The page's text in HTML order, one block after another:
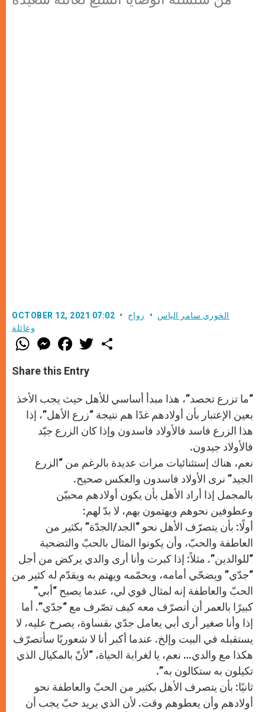
OCTOBER 12, 2021 07:02 الخوري سامر الياس
زواج
وعائلة
W
h
t
s
p
p
M
e
s
e
g
e
r
F
a
e
b
o
k
w
r
Share this Entry
“ما تزرع تحصد”، هذا مبدأ أساسي للأهل حيث يجب الأخذ
بعين الإعتبار بأن أولادهم غدًا هم نتيجة “زرع الأهل”، إذا
هذا الزرع فاسد فالأولاد فاسدون وإذا كان الزرع جيّد
فالأولاد جيدون.
نعم، هناك إستثنائيات مرات عديدة بالرغم من “الزرع
الجيد” نرى الأولاد فاسدون والعكس صحيح.
بالمجمل إذا أراد الأهل بأن يكون أولادهم محبيّن
وعطوفين نحوهم ويهتمون بهم، لا بدّ لهم:
أولًا: بأن يتصرّف الأهل نحو “الجد/الجدّة” بكثير من
العاطفة والحبّ، وأن يكونوا المثال بالحبّ والتضحية
“للوالدين”. مثلاً: إذا كبرت وأنا أرى والدي يركض من أجل
“جدّي” ويضحّي أمامه، ويحمّمه ويهتم به ويقدّم له كثير من
الحبّ والعاطفة إنه لمثال قوي لي، عندما يصبح “أبي”
كبيرًا بالعمر أن أتصرّف معه كيف تصّرف مع “جدّي”. أما
إذا وأنا صغير أرى أبي يعامل جدّي بقساوة، يصرخ عليه، لا
يستقبله في البيت وإلخ. عندما أكبر أنا لا شعوريًا سأتصرّف
هكذا مع والدي… نعم، يا لغرابة الحياة، “لأنّ بالمكيال الذي
تكيلون به ستكالون به”.
ثانيًا: بأن يتصرف الأهل بكثير من الحبّ والعاطفة نحو
أولادهم وأن يعطوهم وقت. لأن الذي يريد حبّ يجب أن